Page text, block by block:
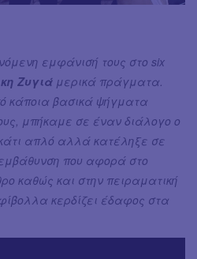
εμφάνισή τους στο six
Ζυγιά μερικά πράγματα.
κάποια βασικά ψήγματα
μπήκαμε σε έναν διάλογο ο
απλό αλλά κατέληξε σε
που αφορά στο
καθώς και στην πειραματική
κερδίζει έδαφος στα